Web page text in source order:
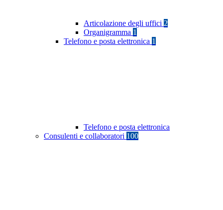
Articolazione degli uffici 2
Organigramma 1
Telefono e posta elettronica 1
Telefono e posta elettronica
Consulenti e collaboratori 100